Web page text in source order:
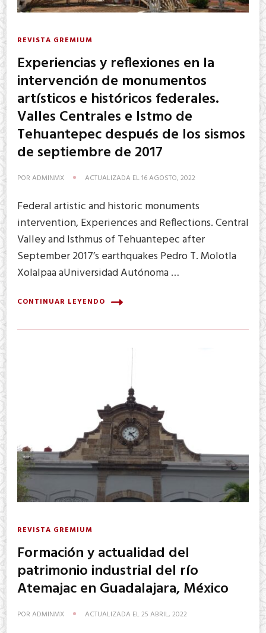
REVISTA GREMIUM
Experiencias y reflexiones en la
intervención de monumentos
artísticos e históricos federales.
Valles Centrales e Istmo de
Tehuantepec después de los sismos
de septiembre de 2017
POR ADMINMX ACTUALIZADA EL16 AGOSTO, 2022
Federal artistic and historic monuments
intervention, Experiences and Reflections. Central
Valley and Isthmus of Tehuantepec after
September 2017’s earthquakes Pedro T. Molotla
Xolalpaa aUniversidad Autónoma …
CONTINUAR LEYENDO
REVISTA GREMIUM
Formación y actualidad del
patrimonio industrial del río
Atemajac en Guadalajara, México
POR ADMINMX ACTUALIZADA EL25 ABRIL, 2022